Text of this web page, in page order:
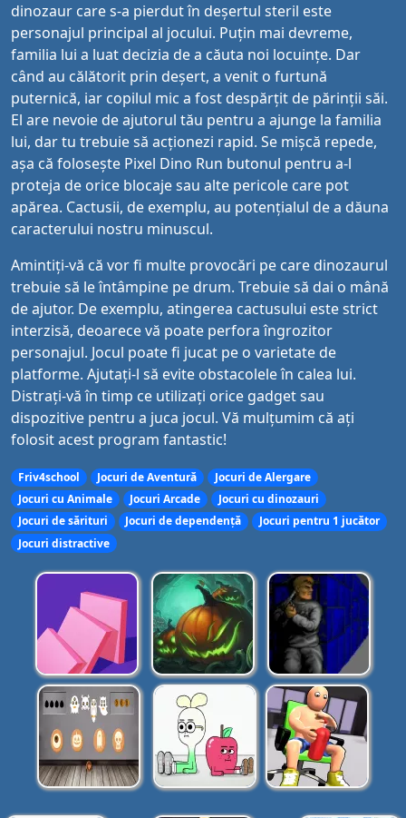
dinozaur care s-a pierdut în deșertul steril este
personajul principal al jocului. Puțin mai devreme,
familia lui a luat decizia de a căuta noi locuințe. Dar
când au călătorit prin deșert, a venit o furtună
puternică, iar copilul mic a fost despărțit de părinții săi.
El are nevoie de ajutorul tău pentru a ajunge la familia
lui, dar tu trebuie să acționezi rapid. Se mișcă repede,
așa că folosește Pixel Dino Run butonul pentru a-l
proteja de orice blocaje sau alte pericole care pot
apărea. Cactusii, de exemplu, au potențialul de a dăuna
caracterului nostru minuscul.
Amintiți-vă că vor fi multe provocări pe care dinozaurul
trebuie să le întâmpine pe drum. Trebuie să dai o mână
de ajutor. De exemplu, atingerea cactusului este strict
interzisă, deoarece vă poate perfora îngrozitor
personajul. Jocul poate fi jucat pe o varietate de
platforme. Ajutați-l să evite obstacolele în calea lui.
Distrați-vă în timp ce utilizați orice gadget sau
dispozitive pentru a juca jocul. Vă mulțumim că ați
folosit acest program fantastic!
Friv4school Jocuri de Aventură
Jocuri de Alergare
Jocuri cu Animale
Jocuri Arcade
Jocuri cu dinozauri
Jocuri de sărituri
Jocuri de dependență
Jocuri pentru 1 jucător
Jocuri distractive